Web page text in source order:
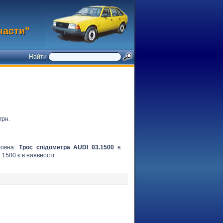
Найти
грн.
Трос спідометра AUDI 03.1500 в
є в наявності.